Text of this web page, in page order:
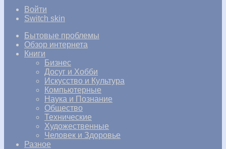
Войти
Switch skin
Бытовые проблемы
Обзор интернета
Книги
Бизнес
Досуг и Хобби
Искусство и Культура
Компьютерные
Наука и Познание
Общество
Технические
Художественные
Человек и Здоровье
Разное